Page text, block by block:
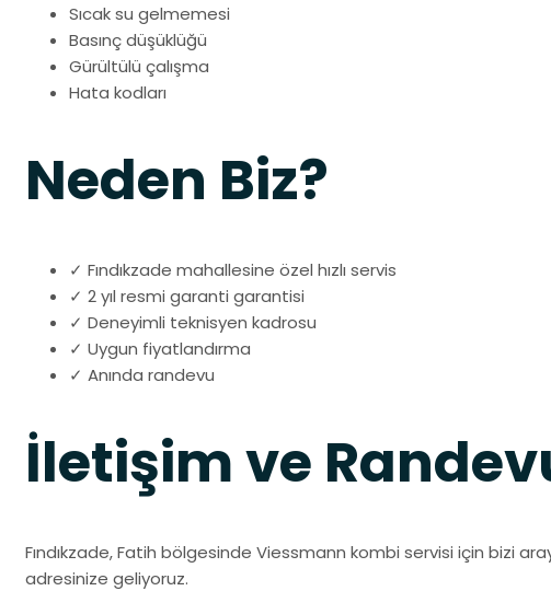
Sıcak su gelmemesi
Basınç düşüklüğü
Gürültülü çalışma
Hata kodları
Neden Biz?
✓ Fındıkzade mahallesine özel hızlı servis
✓ 2 yıl resmi garanti garantisi
✓ Deneyimli teknisyen kadrosu
✓ Uygun fiyatlandırma
✓ Anında randevu
İletişim ve
Fındıkzade, Fatih bölgesinde Viessmann kombi servisi için bizi
adresinize geliyoruz.